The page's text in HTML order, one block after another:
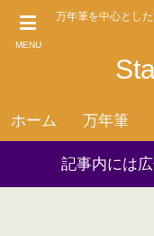
MENU
万年筆を中心とし
ホーム 万年筆
記事内には